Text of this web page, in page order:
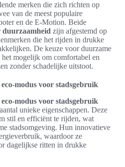
merken die zich richten op
van de meest populaire
en de E-Motion. Beide
duurzaamheid zijn afgestemd op
die het rijden in drukke
De keuze voor duurzame
het mogelijk om comfortabel en
zonder schadelijke uitstoot.
modus voor stadsgebruik
modus voor stadsgebruik
unieke eigenschappen. Deze
stil en efficiënt te rijden, wat
stadsomgeving. Hun innovatieve
waardoor ze
dagelijkse ritten in drukke